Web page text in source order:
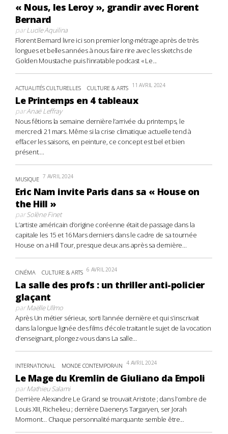
« Nous, les Leroy », grandir avec Florent
Bernard
parLucile Aquilina
Florent Bernard livre ici son premier long-métrage après de très
longues et belles années à nous faire rire avec les sketchs de
Golden Moustache puis l’inratable podcast « Le...
ACTUALITÉS CULTURELLES CULTURE & ARTS 11 AVRIL 2024
Le Printemps en 4 tableaux
parAnaë Leffray
Nous fêtions la semaine dernière l’arrivée du printemps, le
mercredi 21 mars. Même si la crise climatique actuelle tend à
effacer les saisons, en peinture, ce concept est bel et bien
présent....
MUSIQUE 7 AVRIL 2024
Eric Nam invite Paris dans sa « House on
the Hill »
parSolène Finet
L’artiste américain d’origine coréenne était de passage dans la
capitale les 15 et 16 Mars derniers dans le cadre de sa tournée
House on a Hill Tour, presque deux ans après sa dernière...
CINÉMA CULTURE & ARTS 6 AVRIL 2024
La salle des profs : un thriller anti-policier
glaçant
parMaëlle Ullmo
Après Un métier sérieux, sorti l’année dernière et qui s’inscrivait
dans la longue lignée des films d’école traitant le sujet de la vocation
d’enseignant, plongez-vous dans La salle...
INTERNATIONAL MONDE CONTEMPORAIN 4 AVRIL 2024
Le Mage du Kremlin de Giuliano da Empoli
parMathieu Salami
Derrière Alexandre Le Grand se trouvait Aristote ; dans l’ombre de
Louis XIII, Richelieu ; derrière Daenerys Targaryen, ser Jorah
Mormont… Chaque personnalité marquante semble être...